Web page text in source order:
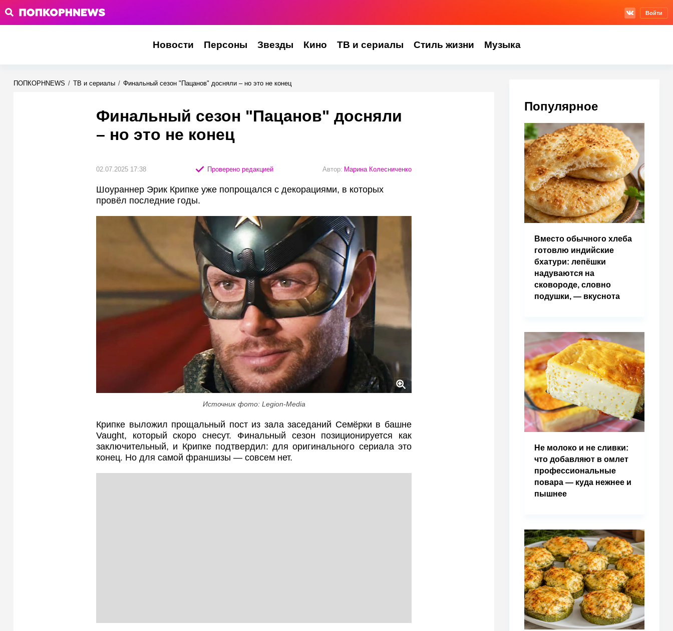
Войти
Новости Персоны Звезды Кино ТВ и сериалы Стиль жизни Музыка
ПОПКОРНNEWS / ТВ и сериалы / Финальный сезон "Пацанов" досняли – но это не конец
Финальный сезон "Пацанов" досняли
– но это не конец
02.07.2025 17:38 Проверено редакцией Автор: Марина Колесниченко
Шоураннер Эрик Крипке уже попрощался с декорациями, в которых
провёл последние годы.
Источник фото: Legion-Media
Крипке выложил прощальный пост из зала заседаний Семёрки в башне
Vaught, который скоро снесут. Финальный сезон позиционируется как
заключительный, и Крипке подтвердил: для оригинального сериала это
конец. Но для самой франшизы — совсем нет.
Популярное
Вместо обычного хлеба
готовлю индийские
бхатури: лепёшки
надуваются на
сковороде, словно
подушки, — вкуснота
Не молоко и не сливки:
что добавляют в омлет
профессиональные
повара — куда нежнее и
пышнее